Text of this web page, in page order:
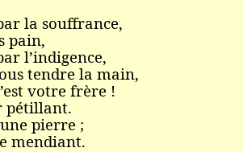
la souffrance,
pain,
l’indigence,
tendre la main,
votre frère !
pétillant.
pierre ;
mendiant.